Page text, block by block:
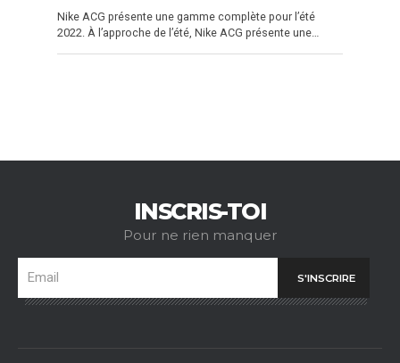
Nike ACG présente une gamme complète pour l’été
2022. À l’approche de l’été, Nike ACG présente une…
INSCRIS-TOI
Pour ne rien manquer